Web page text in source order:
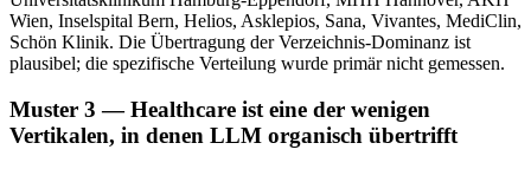
Wien, Inselspital Bern, Helios, Asklepios, Sana, Vivantes, MediClin,
Schön Klinik. Die Übertragung der Verzeichnis-Dominanz ist
plausibel; die spezifische Verteilung wurde primär nicht gemessen.
Muster 3 — Healthcare ist eine der wenigen
Vertikalen, in denen LLM organisch übertrifft